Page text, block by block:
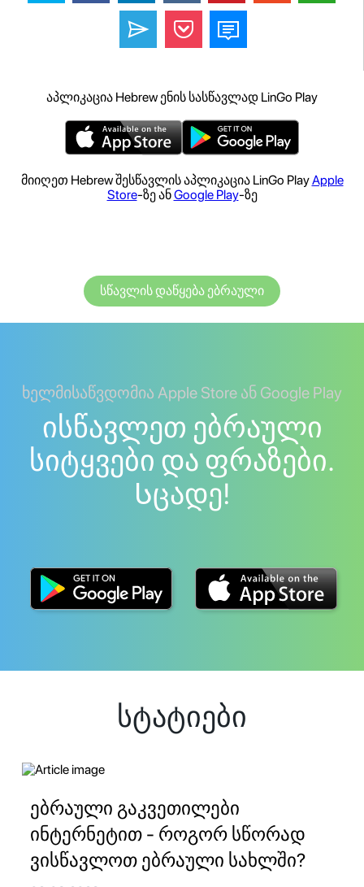
აპლიკაცია Hebrew ენის სასწავლად LinGo Play
მიიღეთ Hebrew შესწავლის აპლიკაცია LinGo PlayApple
Store-ზე ანGoogle Play-ზე
სწავლის დაწყება ებრაული
ხელმისაწვდომია Apple Store ან Google Play
ისწავლეთ ებრაული
სიტყვები და ფრაზები.
Სცადე!
სტატიები
ებრაული გაკვეთილები
ინტერნეტით - როგორ სწორად
ვისწავლოთ ებრაული სახლში?